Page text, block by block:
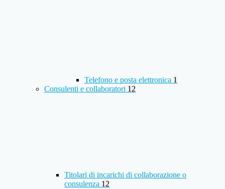
Telefono e posta elettronica 1
Consulenti e collaboratori 12
Titolari di incarichi di collaborazione o
consulenza 12